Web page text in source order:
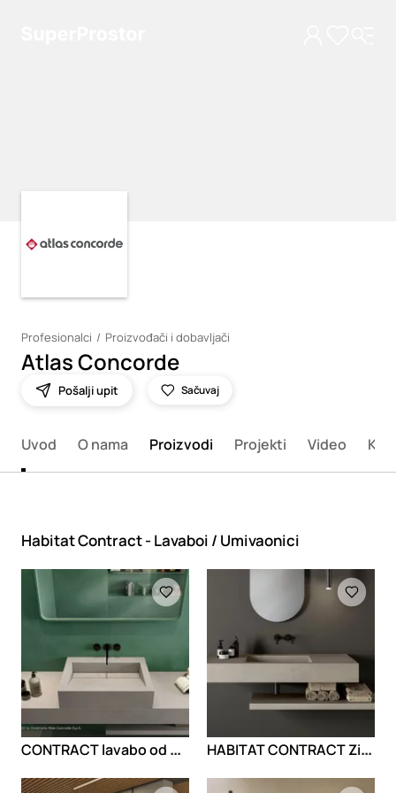
Profesionalci Proizvođači i dobavljači
Atlas Concorde
Pošalji upit Sačuvaj
Uvod O nama Proizvodi Projekti Video
Habitat Contract - Lavaboi / Umivaonici
Loading
C
ONTRACT lavabo od porcelanskog kamena H
ABITAT CONTRACT Zidni lavabo od porcelanskog kamena
Loading Loading